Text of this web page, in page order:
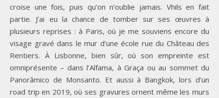
croise une fois, puis qu’on n’oublie jamais. Vhils en fait
partie. J’ai eu la chance de tomber sur ses œuvres à
plusieurs reprises : à Paris, où je me souviens encore du
visage gravé dans le mur d’une école rue du Château des
Rentiers. À Lisbonne, bien sûr, où son empreinte est
omniprésente – dans l’Alfama, à Graça ou au sommet du
Panorâmico de Monsanto. Et aussi à Bangkok, lors d’un
road trip en 2019, où ses gravures ornent même les murs